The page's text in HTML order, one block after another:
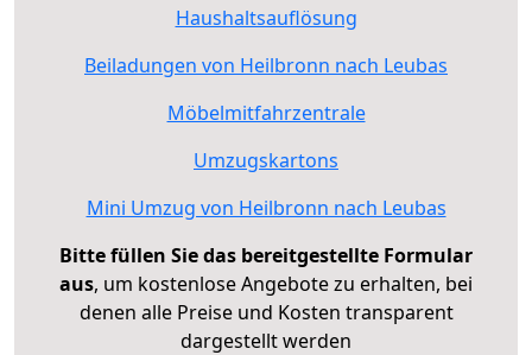
Haushaltsauflösung
Beiladungen von Heilbronn nach Leubas
Möbelmitfahrzentrale
Umzugskartons
Mini Umzug von Heilbronn nach Leubas
Bitte füllen Sie das bereitgestellte Formular
aus, um kostenlose Angebote zu erhalten, bei
denen alle Preise und Kosten transparent
dargestellt werden